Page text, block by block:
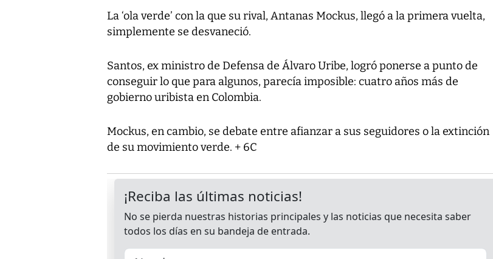
La ‘ola verde’ con la que su rival, Antanas Mockus, llegó a la primera vuelta,
simplemente se desvaneció.
Santos, ex ministro de Defensa de Álvaro Uribe, logró ponerse a punto de
conseguir lo que para algunos, parecía imposible: cuatro años más de
gobierno uribista en Colombia.
Mockus, en cambio, se debate entre afianzar a sus seguidores o la extinción
de su movimiento verde. + 6C